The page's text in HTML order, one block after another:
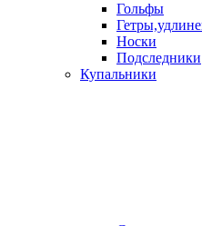
Гольфы
Носки
Подследники
Купальники